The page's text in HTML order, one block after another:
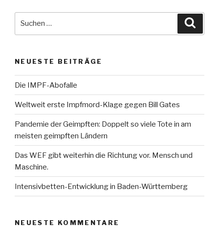
NEUESTE BEITRÄGE
Die IMPF-Abofalle
Weltweit erste Impfmord-Klage gegen Bill Gates
Pandemie der Geimpften: Doppelt so viele Tote in am
meisten geimpften Ländern
Das WEF gibt weiterhin die Richtung vor. Mensch und
Maschine.
Intensivbetten-Entwicklung in Baden-Württemberg
NEUESTE KOMMENTARE